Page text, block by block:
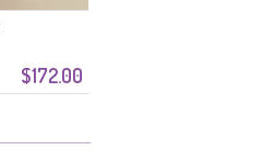
$172.00